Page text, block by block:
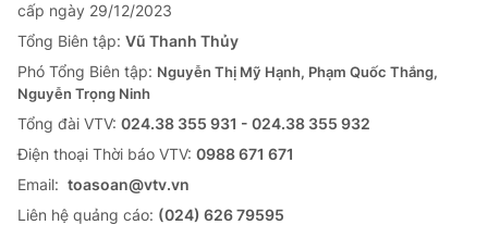
cấp ngày 29/12/2023
Tổng Biên tập: Vũ Thanh Thủy
Phó Tổng Biên tập: Nguyễn Thị Mỹ Hạnh, Phạm Quốc Thắng,
Nguyễn Trọng Ninh
Tổng đài VTV: 024.38 355 931 - 024.38 355 932
Ðiện thoại Thời báo VTV: 0988 671 671
Email: toasoan@vtv.vn
Liên hệ quảng cáo: (024) 626 79595